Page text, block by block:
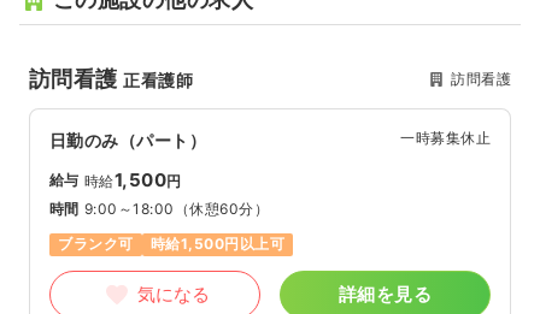
訪問看護正看護師 訪問看護
日勤のみ（パート） 一時募集休止
給与 時給1,500円
時間 9:00～18:00 （休憩60分）
ブランク可
時給1,500円以上可
気になる 詳細を見る